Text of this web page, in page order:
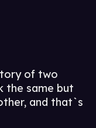
of two
the same but
and that`s